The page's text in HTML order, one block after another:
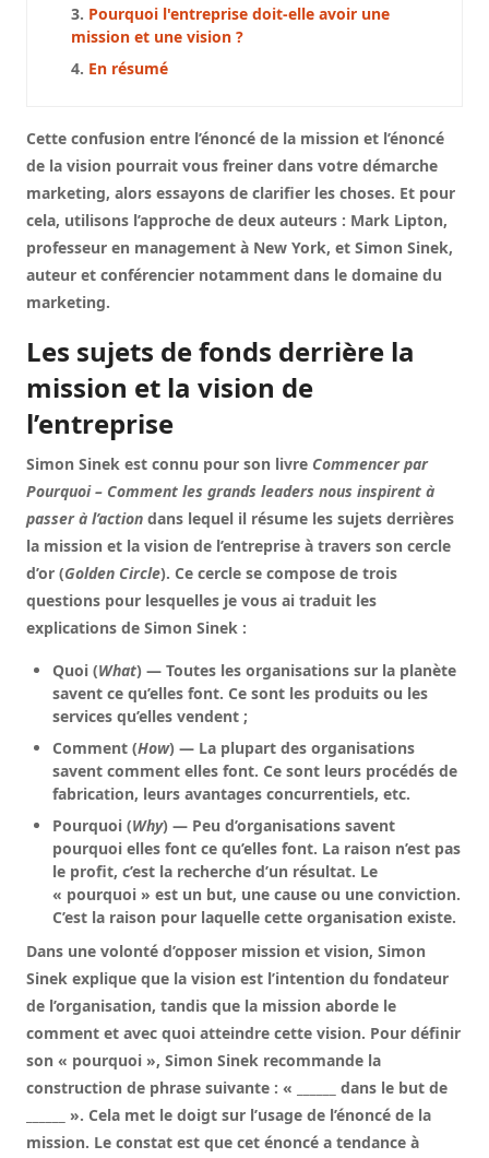
Pourquoi l'entreprise doit-elle avoir une
mission et une vision ?
En résumé
Cette confusion entre l’énoncé de la mission et l’énoncé
de la vision pourrait vous freiner dans votre démarche
marketing, alors essayons de clarifier les choses. Et pour
cela, utilisons l’approche de deux auteurs : Mark Lipton,
professeur en management à New York, et Simon Sinek,
auteur et conférencier notamment dans le domaine du
marketing.
Les sujets de fonds derrière la
mission et la vision de
l’entreprise
Simon Sinek est connu pour son livre Commencer par
Pourquoi – Comment les grands leaders nous inspirent à
passer à l’action dans lequel il résume les sujets derrières
la mission et la vision de l’entreprise à travers son cercle
d’or (Golden Circle). Ce cercle se compose de trois
questions pour lesquelles je vous ai traduit les
explications de Simon Sinek :
Quoi (What) — Toutes les organisations sur la planète
savent ce qu’elles font. Ce sont les produits ou les
services qu’elles vendent ;
Comment (How) — La plupart des organisations
savent comment elles font. Ce sont leurs procédés de
fabrication, leurs avantages concurrentiels, etc.
Pourquoi (Why) — Peu d’organisations savent
pourquoi elles font ce qu’elles font. La raison n’est pas
le profit, c’est la recherche d’un résultat. Le
« pourquoi » est un but, une cause ou une conviction.
C’est la raison pour laquelle cette organisation existe.
Dans une volonté d’opposer mission et vision, Simon
Sinek explique que la vision est l’intention du fondateur
de l’organisation, tandis que la mission aborde le
comment et avec quoi atteindre cette vision. Pour définir
son « pourquoi », Simon Sinek recommande la
construction de phrase suivante : « ______ dans le but de
______ ». Cela met le doigt sur l’usage de l’énoncé de la
mission. Le constat est que cet énoncé a tendance à